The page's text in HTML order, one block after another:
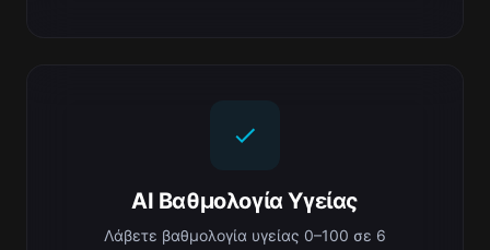
AI Βαθμολογία Υγείας
Λάβετε βαθμολογία υγείας 0–100 σε 6